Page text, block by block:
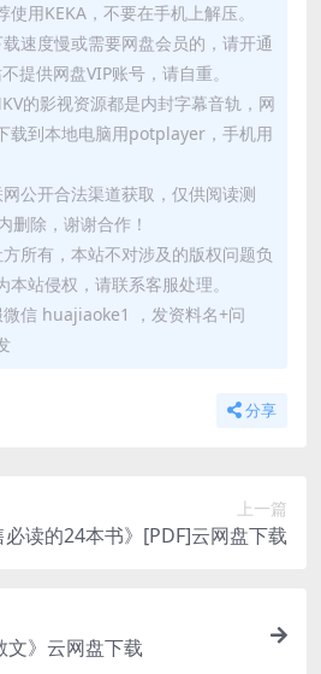
用KEKA，不要在手机上解压。
速度慢或需要网盘会员的，请开通
提供网盘VIP账号，请自重。
的影视资源都是内封字幕音轨，网
载到本地电脑用potplayer，手机用
公开合法渠道获取，仅供阅读测
删除，谢谢合作！
所有，本站不对涉及的版权问题负
站侵权，请联系客服处理。
信 huajiaoke1 ，发资料名+问
分享
上一篇
必读的24本书》[PDF]云网盘下载
文》云网盘下载